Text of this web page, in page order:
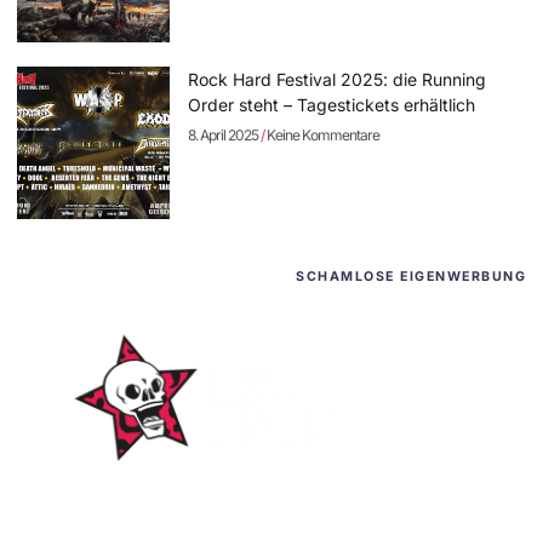
Rock Hard Festival 2025: die Running
Order steht – Tagestickets erhältlich
8. April 2025 Keine Kommentare
SCHAMLOSE EIGENWERBUNG